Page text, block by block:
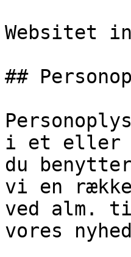
Websitet
##
i et eller
du
vi en
ved alm.
vores